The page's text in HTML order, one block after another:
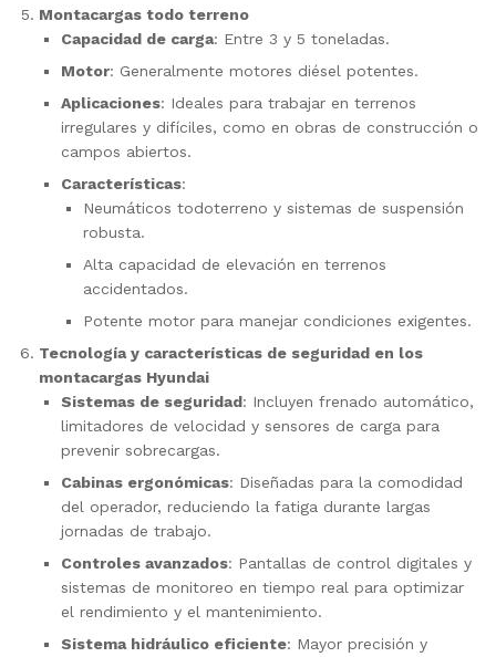
Montacargas todo terreno
Capacidad de carga: Entre 3 y 5 toneladas.
Motor: Generalmente motores diésel potentes.
Aplicaciones: Ideales para trabajar en terrenos
irregulares y difíciles, como en obras de construcción o
campos abiertos.
Características:
Neumáticos todoterreno y sistemas de suspensión
robusta.
Alta capacidad de elevación en terrenos
accidentados.
Potente motor para manejar condiciones exigentes.
Tecnología y características de seguridad en los
montacargas Hyundai
Sistemas de seguridad: Incluyen frenado automático,
limitadores de velocidad y sensores de carga para
prevenir sobrecargas.
Cabinas ergonómicas: Diseñadas para la comodidad
del operador, reduciendo la fatiga durante largas
jornadas de trabajo.
Controles avanzados: Pantallas de control digitales y
sistemas de monitoreo en tiempo real para optimizar
el rendimiento y el mantenimiento.
Sistema hidráulico eficiente: Mayor precisión y